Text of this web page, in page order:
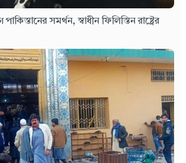
সমর্থন, স্বাধীন ফিলিস্তিন রাষ্ট্রের